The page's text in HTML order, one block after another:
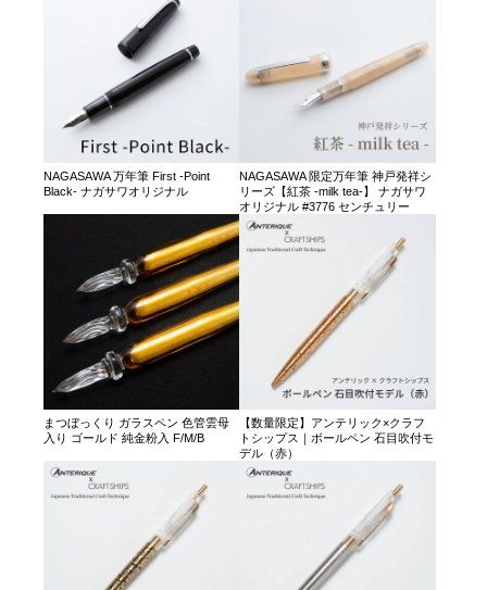
NAGASAWA 万年筆 First -Point
Black- ナガサワオリジナル
NAGASAWA 限定万年筆 神戸発祥シ
リーズ【紅茶 -milk tea-】 ナガサワ
オリジナル #3776 センチュリー
まつぼっくり ガラスペン 色管雲母
入り ゴールド 純金粉入 F/M/B
【数量限定】アンテリック×クラフ
トシップス｜ボールペン 石目吹付モ
デル（赤）